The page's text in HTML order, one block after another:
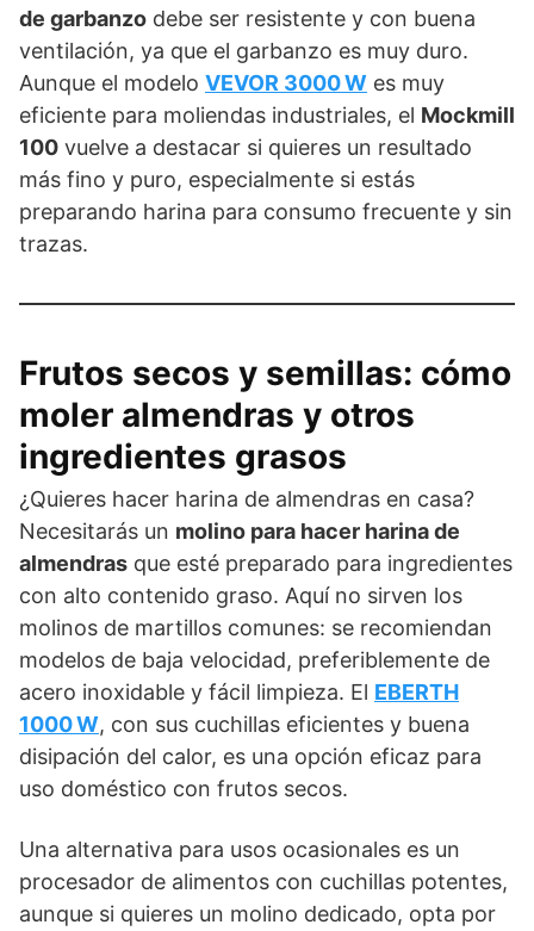
de garbanzo debe ser resistente y con buena
ventilación, ya que el garbanzo es muy duro.
Aunque el modelo VEVOR 3000 W es muy
eficiente para moliendas industriales, el Mockmill
100 vuelve a destacar si quieres un resultado
más fino y puro, especialmente si estás
preparando harina para consumo frecuente y sin
trazas.
Frutos secos y semillas: cómo
moler almendras y otros
ingredientes grasos
¿Quieres hacer harina de almendras en casa?
Necesitarás un molino para hacer harina de
almendras que esté preparado para ingredientes
con alto contenido graso. Aquí no sirven los
molinos de martillos comunes: se recomiendan
modelos de baja velocidad, preferiblemente de
acero inoxidable y fácil limpieza. El EBERTH
1000 W, con sus cuchillas eficientes y buena
disipación del calor, es una opción eficaz para
uso doméstico con frutos secos.
Una alternativa para usos ocasionales es un
procesador de alimentos con cuchillas potentes,
aunque si quieres un molino dedicado, opta por